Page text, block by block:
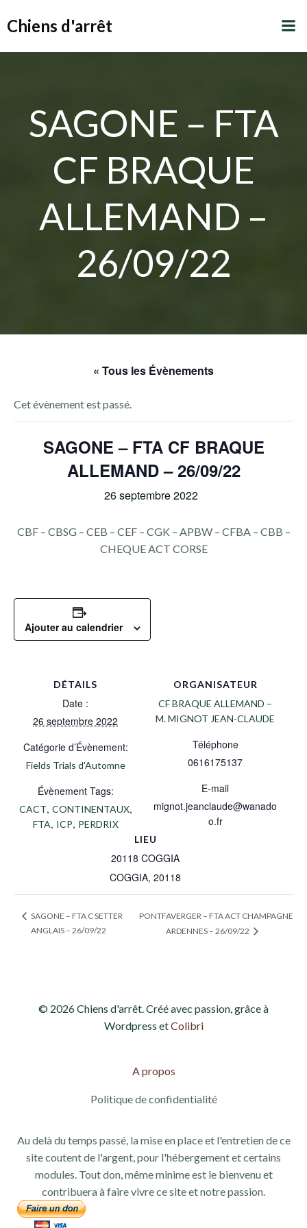
Chiens d'arrêt
SAGONE – FTA
CF BRAQUE
ALLEMAND –
26/09/22
« Tous les Évènements
Cet évènement est passé.
SAGONE – FTA CF BRAQUE
ALLEMAND – 26/09/22
26 septembre 2022
CBF – CBSG – CEB – CEF – CGK – APBW – CFBA – CBB –
CHEQUE ACT CORSE
Ajouter au calendrier
DÉTAILS
Date :
26 septembre 2022
Catégorie d’Évènement:
Fields Trials d'Automne
Évènement Tags:
CACT, CONTINENTAUX,
FTA, ICP, PERDRIX
LIEU
20118 COGGIA
COGGIA, 20118
ORGANISATEUR
CF BRAQUE ALLEMAND –
M. MIGNOT JEAN-CLAUDE
Téléphone
0616175137
E-mail
mignot.jeanclaude@wanado
o.fr
SAGONE – FTA C SETTER
ANGLAIS – 26/09/22
PONTFAVERGER – FTA ACT CHAMPAGNE
ARDENNES – 26/09/22
© 2026 Chiens d'arrêt. Créé avec passion, grâce à
Wordpress etColibri
A propos
Politique de confidentialité
Au delà du temps passé, la mise en place et l'entretien de ce
site coutent de l'argent, pour l'hébergement et certains
modules. Tout don, même minime est le bienvenu et
contribuera à faire vivre ce site et notre passion.